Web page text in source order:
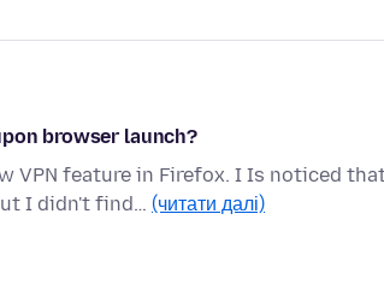
browser launch?
VPN feature in Firefox. I Is noticed
I didn't find… (читати далі)